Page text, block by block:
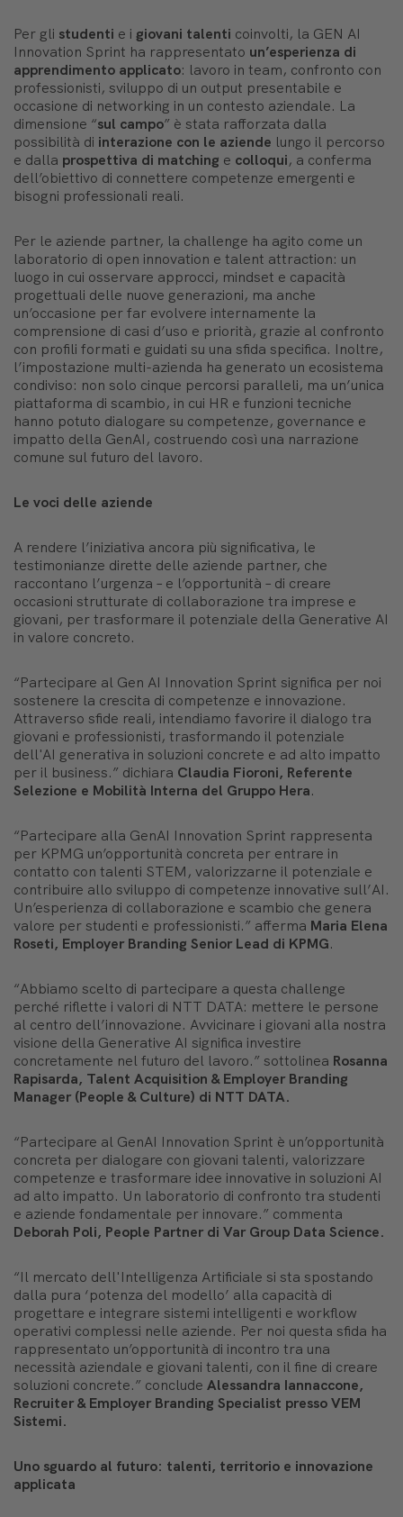
Per gli studenti e i giovani talenti coinvolti, la GEN AI
Innovation Sprint ha rappresentato un’esperienza di
apprendimento applicato: lavoro in team, confronto con
professionisti, sviluppo di un output presentabile e
occasione di networking in un contesto aziendale. La
dimensione “sul campo” è stata rafforzata dalla
possibilità di interazione con le aziende lungo il percorso
e dalla prospettiva di matching e colloqui, a conferma
dell’obiettivo di connettere competenze emergenti e
bisogni professionali reali.
Per le aziende partner, la challenge ha agito come un
laboratorio di open innovation e talent attraction: un
luogo in cui osservare approcci, mindset e capacità
progettuali delle nuove generazioni, ma anche
un’occasione per far evolvere internamente la
comprensione di casi d’uso e priorità, grazie al confronto
con profili formati e guidati su una sfida specifica. Inoltre,
l’impostazione multi-azienda ha generato un ecosistema
condiviso: non solo cinque percorsi paralleli, ma un’unica
piattaforma di scambio, in cui HR e funzioni tecniche
hanno potuto dialogare su competenze, governance e
impatto della GenAI, costruendo così una narrazione
comune sul futuro del lavoro.
Le voci delle aziende
A rendere l’iniziativa ancora più significativa, le
testimonianze dirette delle aziende partner, che
raccontano l’urgenza – e l’opportunità – di creare
occasioni strutturate di collaborazione tra imprese e
giovani, per trasformare il potenziale della Generative AI
in valore concreto.
“Partecipare al Gen AI Innovation Sprint significa per noi
sostenere la crescita di competenze e innovazione.
Attraverso sfide reali, intendiamo favorire il dialogo tra
giovani e professionisti, trasformando il potenziale
dell'AI generativa in soluzioni concrete e ad alto impatto
per il business.” dichiara Claudia Fioroni, Referente
Selezione e Mobilità Interna del Gruppo Hera.
“Partecipare alla GenAI Innovation Sprint rappresenta
per KPMG un’opportunità concreta per entrare in
contatto con talenti STEM, valorizzarne il potenziale e
contribuire allo sviluppo di competenze innovative sull’AI.
Un’esperienza di collaborazione e scambio che genera
valore per studenti e professionisti.” afferma Maria Elena
Roseti, Employer Branding Senior Lead di KPMG.
“Abbiamo scelto di partecipare a questa challenge
perché riflette i valori di NTT DATA: mettere le persone
al centro dell’innovazione. Avvicinare i giovani alla nostra
visione della Generative AI significa investire
concretamente nel futuro del lavoro.” sottolinea Rosanna
Rapisarda, Talent Acquisition & Employer Branding
Manager (People & Culture) di NTT DATA.
“Partecipare al GenAI Innovation Sprint è un’opportunità
concreta per dialogare con giovani talenti, valorizzare
competenze e trasformare idee innovative in soluzioni AI
ad alto impatto. Un laboratorio di confronto tra studenti
e aziende fondamentale per innovare.” commenta
Deborah Poli, People Partner di Var Group Data Science.
“Il mercato dell'Intelligenza Artificiale si sta spostando
dalla pura ‘potenza del modello’ alla capacità di
progettare e integrare sistemi intelligenti e workflow
operativi complessi nelle aziende. Per noi questa sfida ha
rappresentato un’opportunità di incontro tra una
necessità aziendale e giovani talenti, con il fine di creare
soluzioni concrete.” conclude Alessandra Iannaccone,
Recruiter & Employer Branding Specialist presso VEM
Sistemi.
Uno sguardo al futuro: talenti, territorio e innovazione
applicata